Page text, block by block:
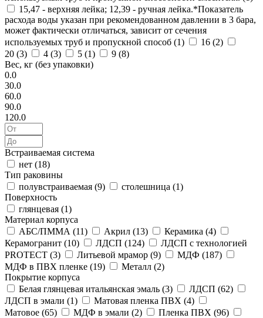
15,47 - верхняя лейка; 12,39 - ручная лейка.*Показатель
расхода воды указан при рекомендованном давлении в 3 бара,
может фактически отличаться, зависит от сечения
используемых труб и пропускной способ (1) 16 (2)
20 (3) 4 (3) 5 (1) 9 (8)
Вес, кг (без упаковки)
0.0
30.0
60.0
90.0
120.0
Встраиваемая система
нет (18)
Тип раковины
полувстраиваемая (9) столешница (1)
Поверхность
глянцевая (1)
Материал корпуса
АБС/ПММА (11) Акрил (13) Керамика (4)
Керамогранит (10) ЛДСП (124)
ЛДСП с технологией
PROTECT (3) Литьевой мрамор (9) МДФ (187)
МДФ в ПВХ пленке (19) Металл (2)
Покрытие корпуса
Белая глянцевая итальянская эмаль (3) ЛДСП (62)
ЛДСП в эмали (1) Матовая пленка ПВХ (4)
Матовое (65) МДФ в эмали (2) Пленка ПВХ (96)